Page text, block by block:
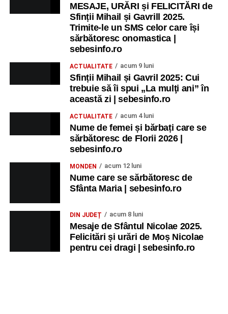
MESAJE, URĂRI și FELICITĂRI de
Sfinții Mihail și Gavrill 2025.
Trimite-le un SMS celor care își
sărbătoresc onomastica |
sebesinfo.ro
ACTUALITATE acum 9 luni
Sfinții Mihail și Gavril 2025: Cui
trebuie să îi spui „La mulţi ani” în
această zi | sebesinfo.ro
ACTUALITATE acum 4 luni
Nume de femei și bărbați care se
sărbătoresc de Florii 2026 |
sebesinfo.ro
MONDEN acum 12 luni
Nume care se sărbătoresc de
Sfânta Maria | sebesinfo.ro
DIN JUDEȚ acum 8 luni
Mesaje de Sfântul Nicolae 2025.
Felicitări și urări de Moș Nicolae
pentru cei dragi | sebesinfo.ro